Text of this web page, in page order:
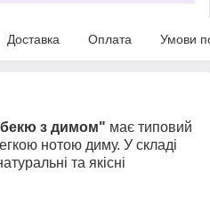
Доставка Оплата Умови
з димом" має типовий
нотою диму. У складі
та якісні